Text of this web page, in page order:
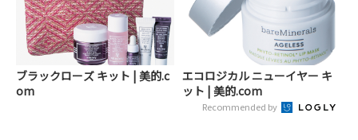
ブラックローズ キット | 美的.c
om
エコロジカル ニューイヤー キ
ット | 美的.com
Recommended by